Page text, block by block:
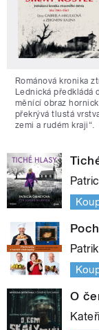
Románová kronika
Lednická předkládá
měnící obraz
překrývá tlustá
zemi a rudém kraji“.
O